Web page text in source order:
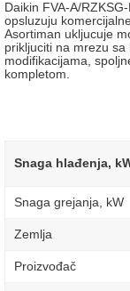
Daikin FVA-A/
opsluzuju
Asortiman ukljucuje
prikljuciti na mrezu
modifikacijama,
kompletom.
Snaga hlađenja,
Snaga grejanja, kW
Zemlja
Proizvođač